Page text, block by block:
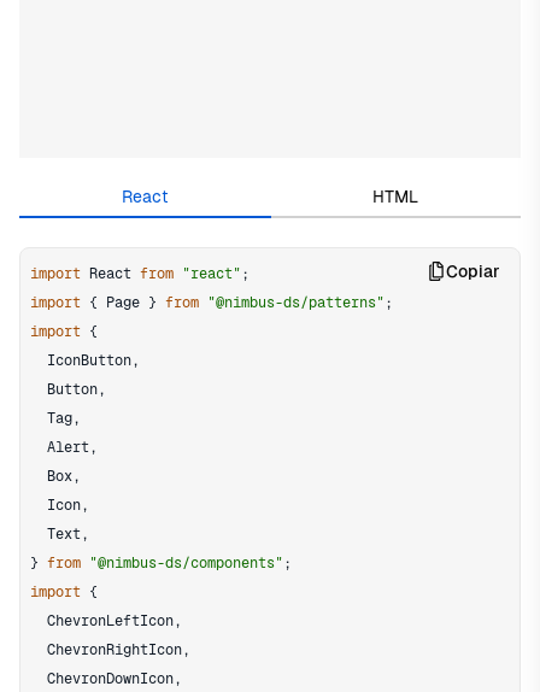
React HTML
import React from "react" ;
import { Page } from "@nimbus-ds/patterns" ;
import {
IconButton,
Button,
Tag,
Alert,
Box,
Icon,
Text,
} from "@nimbus-ds/components" ;
import {
ChevronLeftIcon,
ChevronRightIcon,
ChevronDownIcon,
Copiar